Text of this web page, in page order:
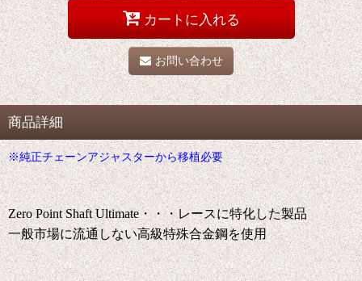
カートに入れる
お問い合わせ
商品詳細
※純正チェーンアジャスターから移植必要
Zero Point Shaft Ultimate・・・レースに特化した製品
一般市場に流通しない高級特殊合金鋼を使用